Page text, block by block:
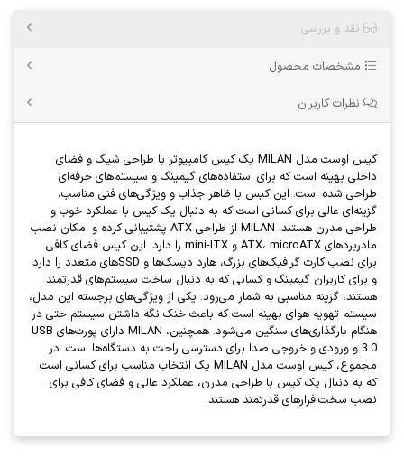
نقد و بررسی
مشخصات محصول
نظرات کاربران
کیس اوست مدل MILAN یک کیس کامپیوتر با طراحی شیک و فضای
داخلی بهینه است که برای استفاده‌های گیمینگ و سیستم‌های حرفه‌ای
طراحی شده است. این کیس با ظاهر جذاب و ویژگی‌های فنی مناسب،
گزینه‌ای عالی برای کسانی است که به دنبال یک کیس با عملکرد خوب و
طراحی مدرن هستند. MILAN از طراحی ATX پشتیبانی کرده و امکان نصب
مادربردهای ATX، microATX و mini-ITX را دارد. این کیس فضای کافی
برای نصب کارت گرافیک‌های بزرگ، هارد دیسک‌ها و SSDهای متعدد را دارد
و برای کاربران گیمینگ و کسانی که به دنبال ساخت سیستم‌های قدرتمند
هستند، گزینه مناسبی به شمار می‌رود. یکی از ویژگی‌های برجسته این مدل،
سیستم تهویه هوای بهینه است که باعث خنک نگه داشتن سیستم حتی در
هنگام بارگذاری‌های سنگین می‌شود. همچنین، MILAN دارای پورت‌های USB
3.0 و ورودی و خروجی صدا برای دسترسی راحت به دستگاه‌ها است. در
مجموع، کیس اوست مدل MILAN یک انتخاب مناسب برای کسانی است
که به دنبال یک کیس با طراحی مدرن، عملکرد عالی و فضای کافی برای
نصب سخت‌افزارهای قدرتمند هستند.